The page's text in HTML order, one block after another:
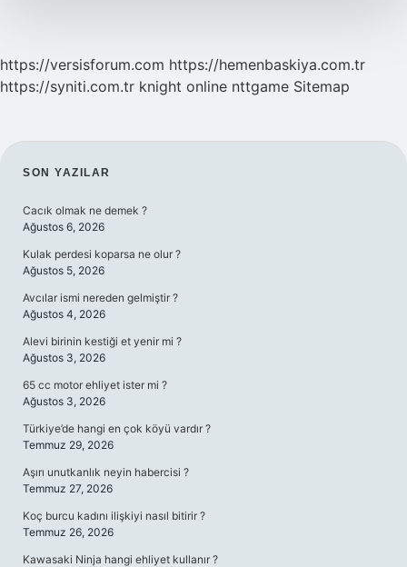
https://versisforum.com https://hemenbaskiya.com.tr
https://syniti.com.tr knight online nttgame Sitemap
SIDEBAR
SON YAZILAR
Cacık olmak ne demek ?
Ağustos 6, 2026
Kulak perdesi koparsa ne olur ?
Ağustos 5, 2026
Avcılar ismi nereden gelmiştir ?
Ağustos 4, 2026
Alevi birinin kestiği et yenir mi ?
Ağustos 3, 2026
65 cc motor ehliyet ister mi ?
Ağustos 3, 2026
Türkiye’de hangi en çok köyü vardır ?
Temmuz 29, 2026
Aşırı unutkanlık neyin habercisi ?
Temmuz 27, 2026
Koç burcu kadını ilişkiyi nasıl bitirir ?
Temmuz 26, 2026
Kawasaki Ninja hangi ehliyet kullanır ?